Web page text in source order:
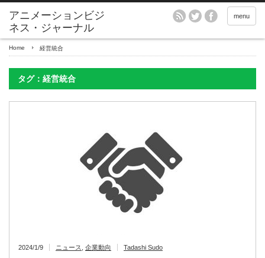
アニメーションビジ
ネス・ジャーナル
menu
Home 経営統合
タグ：経営統合
2024/1/9 ニュース 企業動向 Tadashi Sudo